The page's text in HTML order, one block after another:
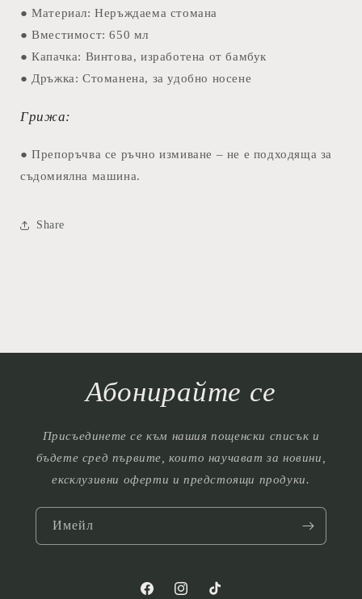
●Материал: Неръждаема стомана
●Вместимост: 650 мл
●Капачка: Винтова, изработена от бамбук
● Дръжка: Стоманена, за удобно носене
Грижа:
● Препоръчва се ръчно измиване – не е подходяща за
съдомиялна машина.
Share
Абонирайте се
Присъединете се към нашия пощенски списък и
бъдете сред първите, които научават за новини,
ексклузивни оферти и предстоящи продуки.
Имейл